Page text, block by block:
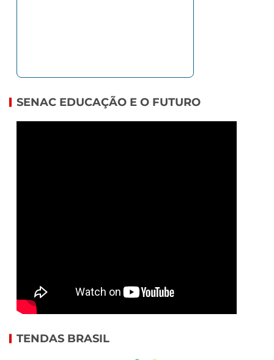
SENAC EDUCAÇÃO E O FUTURO
TENDAS BRASIL